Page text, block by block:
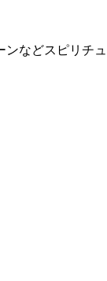
ンなどスピリチ